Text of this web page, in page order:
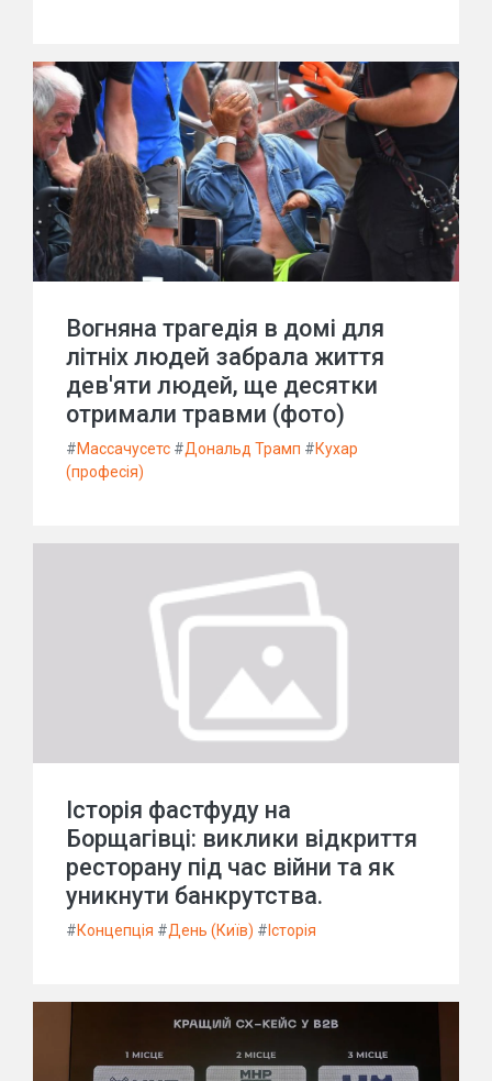
Вогняна трагедія в домі для
літніх людей забрала життя
дев'яти людей, ще десятки
отримали травми (фото)
#Массачусетс #Дональд Трамп #Кухар
(професія)
Історія фастфуду на
Борщагівці: виклики відкриття
ресторану під час війни та як
уникнути банкрутства.
#Концепція #День (Київ) # Історія